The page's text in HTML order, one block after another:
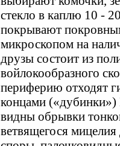
стекло в каплю 10 -
покрывают
микроскопом на
друзы состоит из
войлокообразного
периферию отходят
концами
видны обрывки
ветвящегося